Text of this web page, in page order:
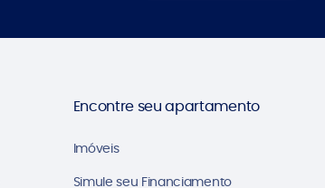
Encontre seu apartamento
Imóveis
Simule seu Financiamento